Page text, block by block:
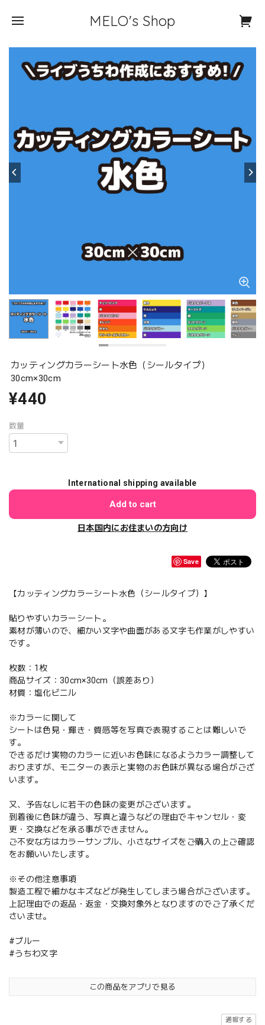
MELO's Shop
カッティングカラーシート水色（シールタイプ）
30cm×30cm
¥440
数量
International shipping available
Add to cart
日本国内にお住まいの方向け
Save
【カッティングカラーシート水色（シールタイプ）】
貼りやすいカラーシート。
素材が薄いので、細かい文字や曲面がある文字も作業がしやすい
です。
枚数：1枚
商品サイズ：30cm×30cm（誤差あり）
材質：塩化ビニル
※カラーに関して
シートは色見・輝き・質感等を写真で表現することは難しいで
す。
できるだけ実物のカラーに近いお色味になるようカラー調整して
おりますが、モニターの表示と実物のお色味が異なる場合がござ
います。
又、予告なしに若干の色味の変更がございます。
到着後に色味が違う、写真と違うなどの理由でキャンセル・変
更・交換などを承る事ができません。
ご不安な方はカラーサンプル、小さなサイズをご購入の上ご確認
をお願いいたします。
※その他注意事項
製造工程で細かなキズなどが発生してしまう場合がございます。
上記理由での返品・返金・交換対象外となりますのでご了承くだ
さいませ。
#ブルー
#うちわ文字
この商品をアプリで見る
通報する